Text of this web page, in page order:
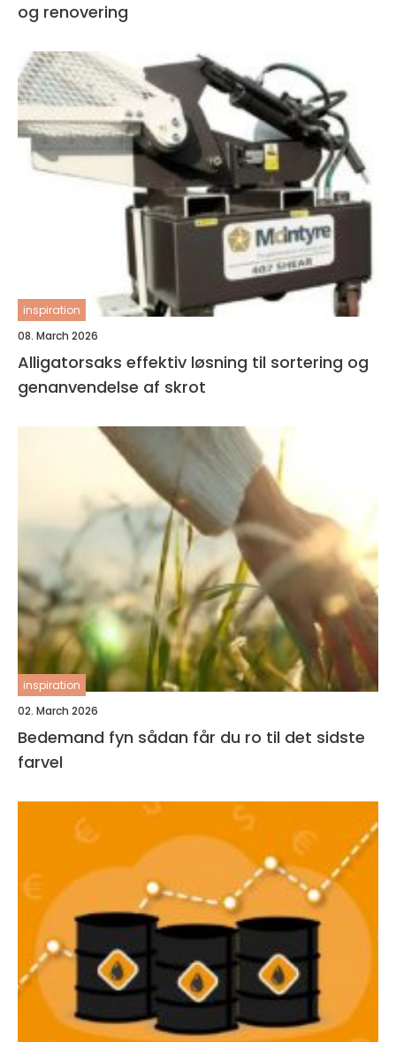
og renovering
inspiration
08. March 2026
Alligatorsaks effektiv løsning til sortering og
genanvendelse af skrot
inspiration
02. March 2026
Bedemand fyn sådan får du ro til det sidste
farvel